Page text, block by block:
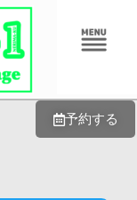
メ
ニ
予約する